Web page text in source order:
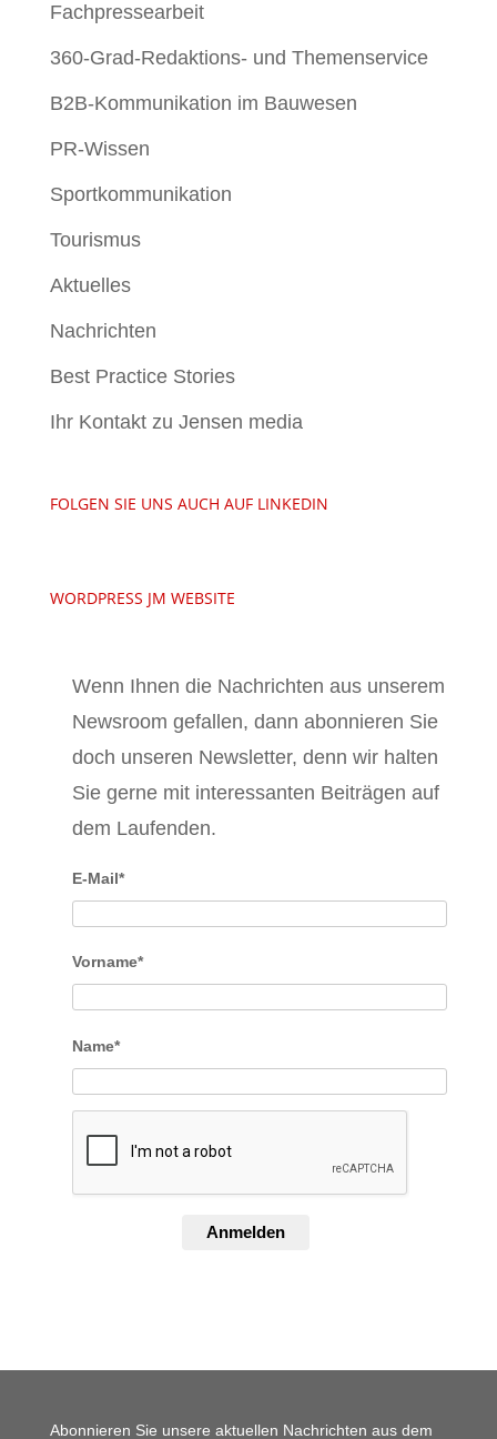
Fachpressearbeit
360-Grad-Redaktions- und Themenservice
B2B-Kommunikation im Bauwesen
PR-Wissen
Sportkommunikation
Tourismus
Aktuelles
Nachrichten
Best Practice Stories
Ihr Kontakt zu Jensen media
FOLGEN SIE UNS AUCH AUF LINKEDIN
WORDPRESS JM WEBSITE
Wenn Ihnen die Nachrichten aus unserem
Newsroom gefallen, dann abonnieren Sie
doch unseren Newsletter, denn wir halten
Sie gerne mit interessanten Beiträgen auf
dem Laufenden.
E-Mail*
Vorname*
Name*
Anmelden
Abonnieren Sie unsere aktuellen Nachrichten aus dem